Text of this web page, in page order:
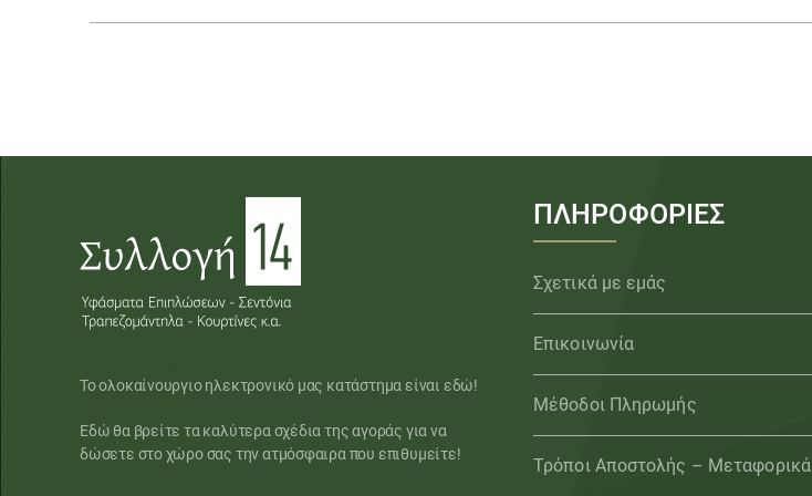
Το ολοκαίνουργιο ηλεκτρονικό μας κατάστημα είναι εδώ!
Εδώ θα βρείτε τα καλύτερα σχέδια της αγοράς για να
δώσετε στο χώρο σας την ατμόσφαιρα που επιθυμείτε!
ΠΛΗΡΟΦΟΡΙΕΣ
Σχετικά με εμάς
Επικοινωνία
Μέθοδοι Πληρωμής
Τρόποι Αποστολής – Μεταφορικά